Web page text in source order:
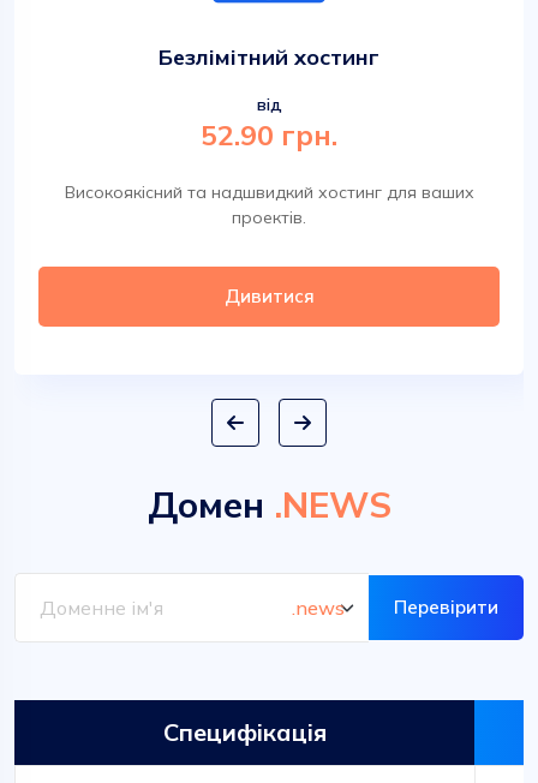
Безлімітний хостинг
від
52.90 грн.
Високоякісний та надшвидкий хостинг для ваших
проектів.
Дивитися
Домен .NEWS
Перевірити
Специфікація